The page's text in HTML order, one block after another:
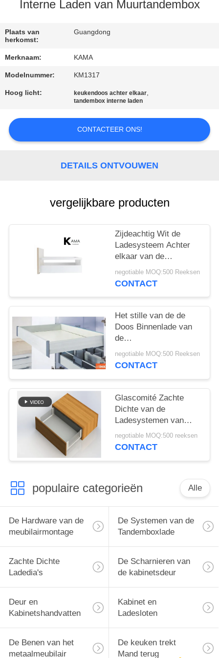
EEN
CITAAT
SITEMAP
Interne Laden van Muurtandembox
Plaats van
herkomst:
Guangdong
Merknaam: KAMA
Modelnummer: KM1317
Hoog licht: keukendoos achter elkaar,
tandembox interne laden
CONTACTEER ONS!
DETAILS ONTVOUWEN
vergelijkbare producten
Zijdeachtig Wit de
Ladesysteem Achter
elkaar van de
Kleurendoos met
Vierkante bar en
negotiable MOQ:500 Reeksen
CONTACT
Het stille van de de
Doos Binnenlade van
de
Bevochtigingskeuken
het Meubilairhardware
negotiable MOQ:500 Reeksen
CONTACT
Glascomité Zachte
Dichte van de
Ladesystemen van
Tandembox de
Keukenlade Slank
negotiable MOQ:500 reeksen
CONTACT
populaire categorieën Alle
De Hardware van de
meubilairmontage
De Systemen van de
Tandemboxlade
Zachte Dichte
Ladedia's
De Scharnieren van
de kabinetsdeur
Deur en
Kabinetshandvatten
Kabinet en
Ladesloten
De Benen van het
metaalmeubilair
De keuken trekt
Mand terug